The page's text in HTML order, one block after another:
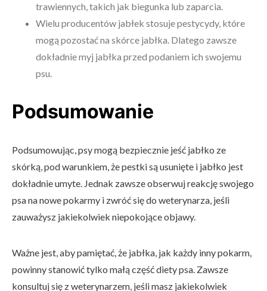
trawiennych, takich jak biegunka lub zaparcia.
Wielu producentów jabłek stosuje pestycydy, które
mogą pozostać na skórce jabłka. Dlatego zawsze
dokładnie myj jabłka przed podaniem ich swojemu
psu.
Podsumowanie
Podsumowując, psy mogą bezpiecznie jeść jabłko ze
skórką, pod warunkiem, że pestki są usunięte i jabłko jest
dokładnie umyte. Jednak zawsze obserwuj reakcję swojego
psa na nowe pokarmy i zwróć się do weterynarza, jeśli
zauważysz jakiekolwiek niepokojące objawy.
Ważne jest, aby pamiętać, że jabłka, jak każdy inny pokarm,
powinny stanowić tylko małą część diety psa. Zawsze
konsultuj się z weterynarzem, jeśli masz jakiekolwiek